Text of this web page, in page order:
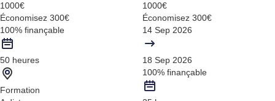
1000€
Économisez 300€
100% finançable
50 heures
Formation
1000€
Économisez 300€
14 Sep 2026
18 Sep 2026
100% finançable